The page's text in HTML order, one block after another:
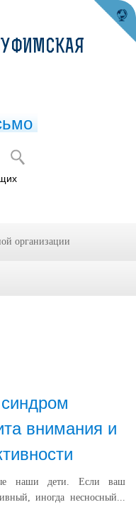
ЛОГОПЕДА
внимания и
наши дети. Если ваш
иногда несносный...
организации